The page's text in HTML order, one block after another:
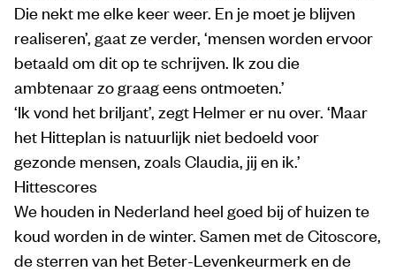
Die nekt me elke keer weer. En je moet je blijven
realiseren’, gaat ze verder, ‘mensen worden ervoor
betaald om dit op te schrijven. Ik zou die
ambtenaar zo graag eens ontmoeten.’
‘Ik vond het briljant’, zegt Helmer er nu over. ‘Maar
het Hitteplan is natuurlijk niet bedoeld voor
gezonde mensen, zoals Claudia, jij en ik.’
Hittescores
We houden in Nederland heel goed bij of huizen te
koud worden in de winter. Samen met de Citoscore,
de sterren van het Beter-Levenkeurmerk en de